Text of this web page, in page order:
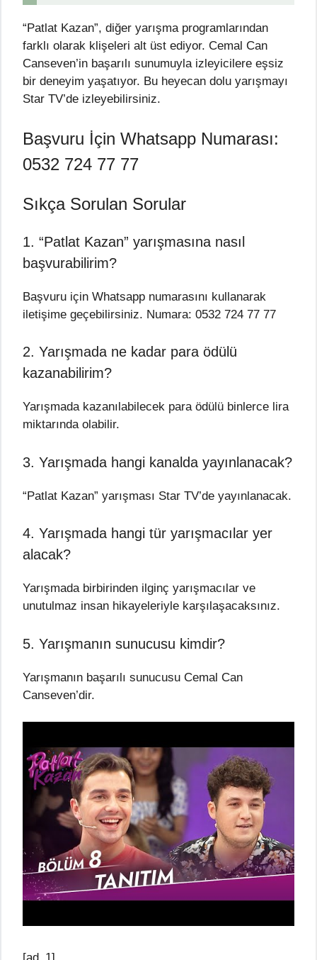
“Patlat Kazan”, diğer yarışma programlarından
farklı olarak klişeleri alt üst ediyor. Cemal Can
Canseven’in başarılı sunumuyla izleyicilere eşsiz
bir deneyim yaşatıyor. Bu heyecan dolu yarışmayı
Star TV’de izleyebilirsiniz.
Başvuru İçin Whatsapp Numarası:
0532 724 77 77
Sıkça Sorulan Sorular
1. “Patlat Kazan” yarışmasına nasıl
başvurabilirim?
Başvuru için Whatsapp numarasını kullanarak
iletişime geçebilirsiniz. Numara: 0532 724 77 77
2. Yarışmada ne kadar para ödülü
kazanabilirim?
Yarışmada kazanılabilecek para ödülü binlerce lira
miktarında olabilir.
3. Yarışmada hangi kanalda yayınlanacak?
“Patlat Kazan” yarışması Star TV’de yayınlanacak.
4. Yarışmada hangi tür yarışmacılar yer
alacak?
Yarışmada birbirinden ilginç yarışmacılar ve
unutulmaz insan hikayeleriyle karşılaşacaksınız.
5. Yarışmanın sunucusu kimdir?
Yarışmanın başarılı sunucusu Cemal Can
Canseven’dir.